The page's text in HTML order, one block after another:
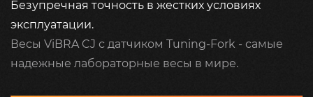
Безупречная точность в жестких условиях
эксплуатации.
Весы ViBRA CJ с датчиком Tuning-Fork - самые
надежные лабораторные весы в мире.